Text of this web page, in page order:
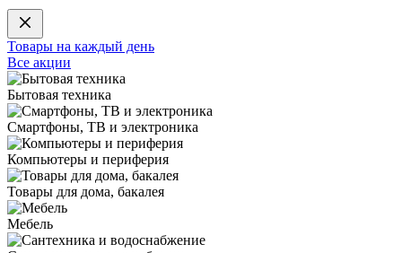
Товары на каждый день
Все акции
Бытовая техника
Смартфоны, ТВ и электроника
Компьютеры и периферия
Товары для дома, бакалея
Мебель